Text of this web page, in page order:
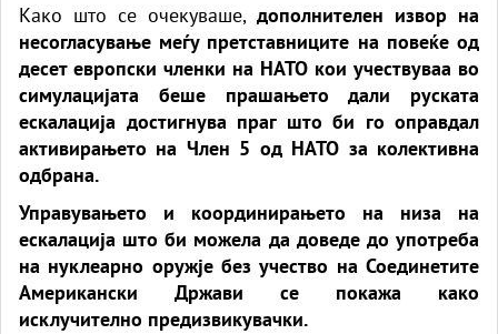
Како што се очекуваше, дополнителен извор на
несогласување меѓу претставниците на повеќе од
десет европски членки на НАТО кои учествуваа во
симулацијата беше прашањето дали руската
ескалација достигнува праг што би го оправдал
активирањето на Член 5 од НАТО за колективна
одбрана.
Управувањето и координирањето на низа на
ескалација што би можела да доведе до употреба
на нуклеарно оружје без учество на Соединетите
Американски Држави се покажа како
исклучително предизвикувачки.